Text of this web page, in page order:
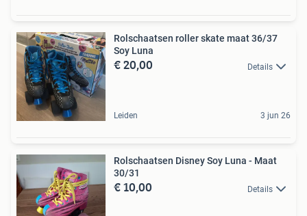
Rolschaatsen roller skate maat 36/37
Soy Luna
€ 20,00 Details
Leiden 3 jun 26
Rolschaatsen Disney Soy Luna - Maat
30/31
€ 10,00 Details